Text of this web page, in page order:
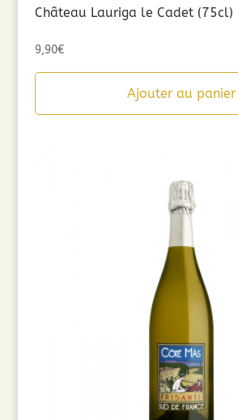
Château Lauriga le Cadet (75cl)
9,90€
Ajouter au panier